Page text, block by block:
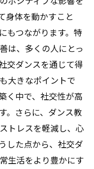
身体を動かすこと
もつながります。特
は、多くの人にとっ
交ダンスを通じて得
大きなポイントで
く中で、社交性が高
。さらに、ダンス教
トレスを軽減し、心
した点から、社交ダ
生活をより豊かにす